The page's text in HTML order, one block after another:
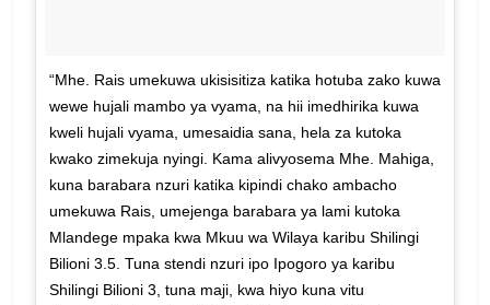
“Mhe. Rais umekuwa ukisisitiza katika hotuba zako kuwa
wewe hujali mambo ya vyama, na hii imedhirika kuwa
kweli hujali vyama, umesaidia sana, hela za kutoka
kwako zimekuja nyingi. Kama alivyosema Mhe. Mahiga,
kuna barabara nzuri katika kipindi chako ambacho
umekuwa Rais, umejenga barabara ya lami kutoka
Mlandege mpaka kwa Mkuu wa Wilaya karibu Shilingi
Bilioni 3.5. Tuna stendi nzuri ipo Ipogoro ya karibu
Shilingi Bilioni 3, tuna maji, kwa hiyo kuna vitu